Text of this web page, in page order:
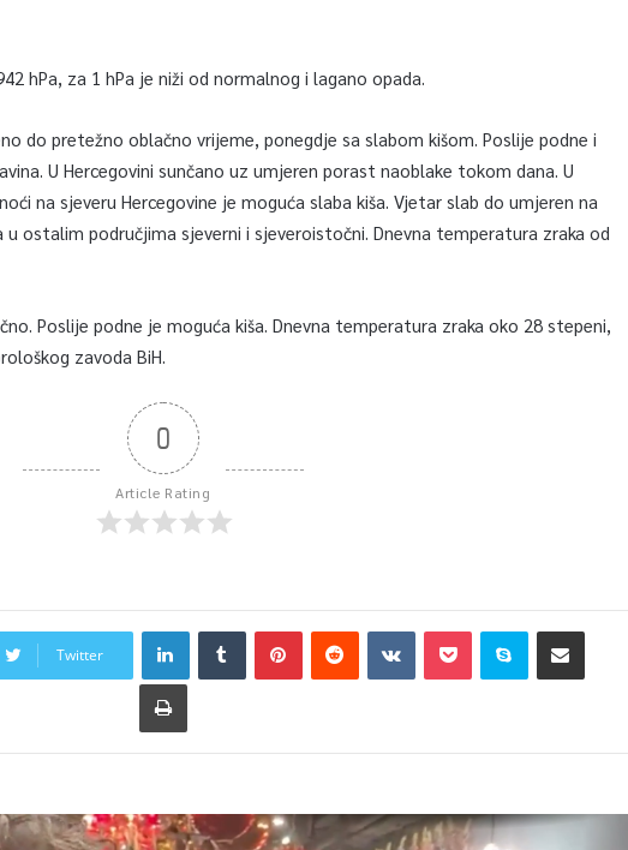
hPa, za 1 hPa je niži od normalnog i lagano opada.
do pretežno oblačno vrijeme, ponegdje sa slabom kišom. Poslije podne i
U Hercegovini sunčano uz umjeren porast naoblake tokom dana. U
na sjeveru Hercegovine je moguća slaba kiša. Vjetar slab do umjeren na
u ostalim područjima sjeverni i sjeveroistočni. Dnevna temperatura zraka od
Poslije podne je moguća kiša. Dnevna temperatura zraka oko 28 stepeni,
zavoda BiH.
0
Article Rating
Twitter